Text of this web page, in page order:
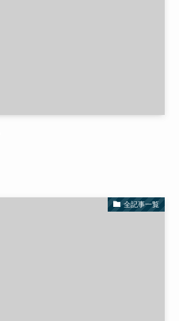
全記事一覧